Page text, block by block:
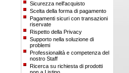
Sicurezza nell'acquisto
Scelta della forma di pagamento
Pagamenti sicuri con transazioni
riservate
Rispetto della Privacy
Supporto nella soluzione di
problemi
Professionalità e competenza del
nostro Staff
Ricerca su richiesta di prodotti